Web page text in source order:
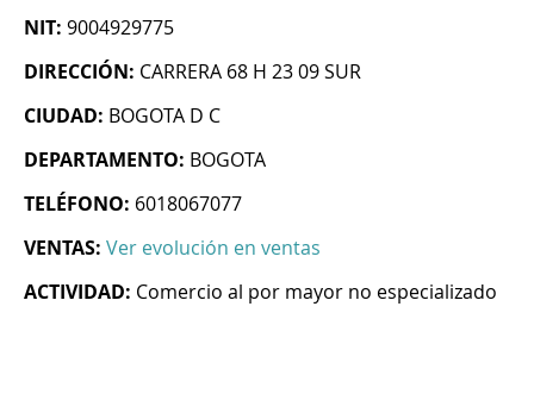
NIT: 9004929775
DIRECCIÓN: CARRERA 68 H 23 09 SUR
CIUDAD: BOGOTA D C
DEPARTAMENTO: BOGOTA
TELÉFONO: 6018067077
VENTAS: Ver evolución en ventas
ACTIVIDAD: Comercio al por mayor no especializado